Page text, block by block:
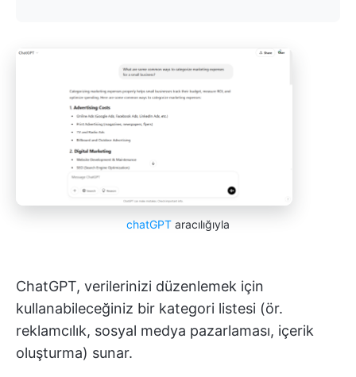
chatGPT aracılığıyla
ChatGPT, verilerinizi düzenlemek için
kullanabileceğiniz bir kategori listesi (ör.
reklamcılık, sosyal medya pazarlaması, içerik
oluşturma) sunar.